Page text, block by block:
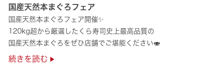
国産天然本まぐろフェア
国産天然本まぐろフェア開催✨
120kg超から厳選したくら寿司史上最高品質の
国産天然本まぐろをぜひ店舗でご堪能ください🍣
続きを読む